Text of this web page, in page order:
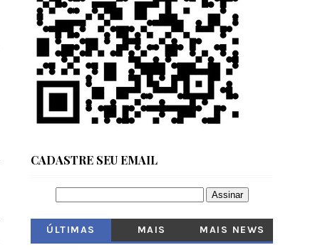
CADASTRE SEU EMAIL
ÚLTIMAS
MAIS
MAIS NEWS